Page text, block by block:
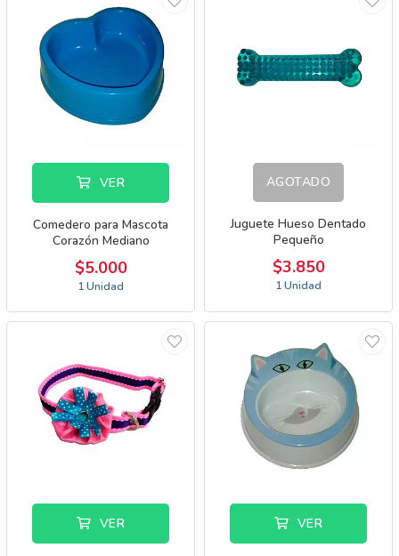
VER
Comedero para Mascota
Corazón Mediano
$5.000
1 Unidad
AGOTADO
Juguete Hueso Dentado
Pequeño
$3.850
1 Unidad
VER VER